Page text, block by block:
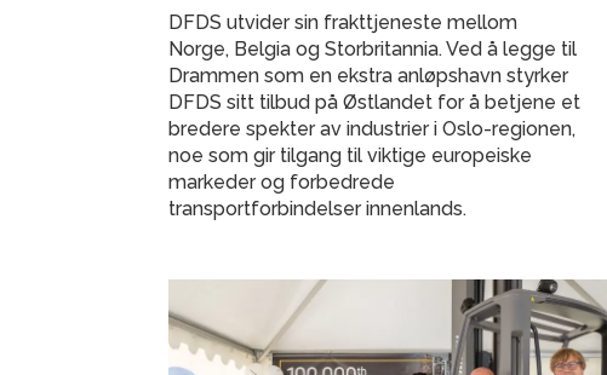
DFDS utvider sin frakttjeneste mellom
Norge, Belgia og Storbritannia. Ved å legge til
Drammen som en ekstra anløpshavn styrker
DFDS sitt tilbud på Østlandet for å betjene et
bredere spekter av industrier i Oslo-regionen,
noe som gir tilgang til viktige europeiske
markeder og forbedrede
transportforbindelser innenlands.